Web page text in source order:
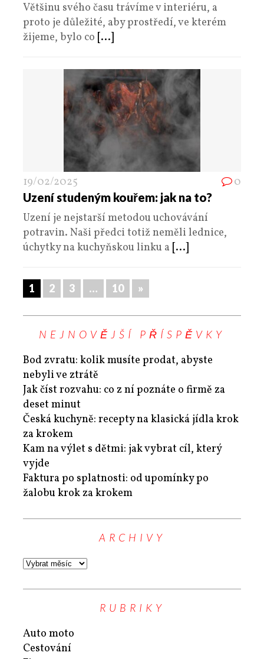
Většinu svého času trávíme v interiéru, a
proto je důležité, aby prostředí, ve kterém
žijeme, bylo co [...]
19/02/2025 0
Uzení studeným kouřem: jak na to?
Uzení je nejstarší metodou uchovávání
potravin. Naši předci totiž neměli lednice,
úchytky na kuchyňskou linku a [...]
1 2 3 … 10 »
NEJNOVĚJŠÍ PŘÍSPĚVKY
Bod zvratu: kolik musíte prodat, abyste
nebyli ve ztrátě
Jak číst rozvahu: co z ní poznáte o firmě za
deset minut
Česká kuchyně: recepty na klasická jídla krok
za krokem
Kam na výlet s dětmi: jak vybrat cíl, který
vyjde
Faktura po splatnosti: od upomínky po
žalobu krok za krokem
ARCHIVY
RUBRIKY
Auto moto
Cestování